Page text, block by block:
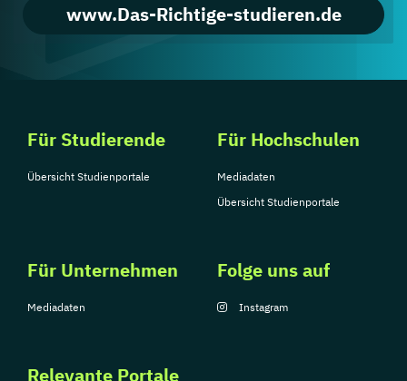
www.Das-Richtige-studieren.de
Für Studierende
Übersicht Studienportale
Für Hochschulen
Mediadaten
Übersicht Studienportale
Für Unternehmen
Mediadaten
Relevante Portale
Folge uns auf
Instagram